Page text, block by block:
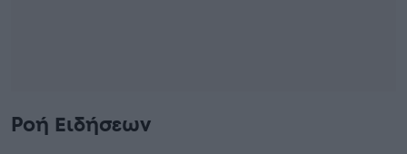
Ροή Ειδήσεων